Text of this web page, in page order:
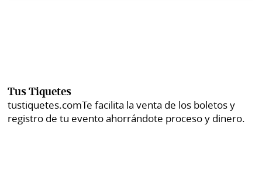
Tus Tiquetes
tustiquetes.comTe facilita la venta de los boletos y
registro de tu evento ahorrándote proceso y dinero.